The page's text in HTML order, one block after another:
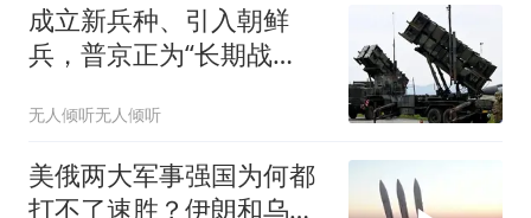
成立新兵种、引入朝鲜
兵，普京正为“长期战
无人倾听无人倾听
美俄两大军事强国为何都
打不了速胜？伊朗和乌克